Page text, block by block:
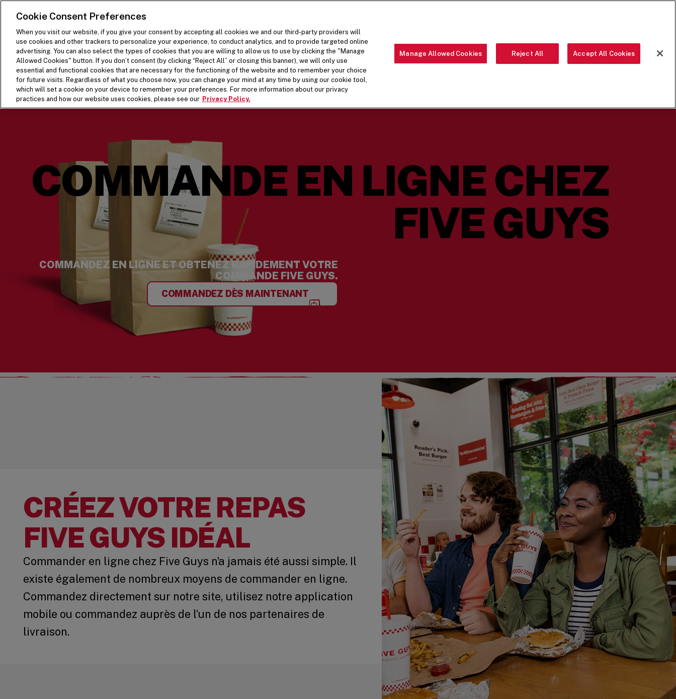
SKIP TO MAIN CONTENT
Visit the Five Guys homepage
LIEUX MENU À PROPOS DE NOS PLATS
COMMANDE EN LIGNE CHEZ
FIVE GUYS
COMMANDEZ EN LIGNE ET OBTENEZ RAPIDEMENT VOTRE
COMMANDE FIVE GUYS.
COMMANDEZ DÈS MAINTENANT
CRÉEZ VOTRE REPAS
FIVE GUYS IDÉAL
Commander en ligne chez Five Guys n’a jamais été aussi simple. Il
existe également de nombreux moyens de commander en ligne.
Commandez directement sur notre site, utilisez notre application
mobile ou commandez auprès de l’un de nos partenaires de
livraison.
Cookie Consent Preferences
When you visit our website, if you give your consent by accepting all cookies we and our third-party providers will
use cookies and other trackers to personalize your experience, to conduct analytics, and to provide targeted online
advertising. You can also select the types of cookies that you are willing to allow us to use by clicking the "Manage
Allowed Cookies" button. If you don’t consent (by clicking “Reject All” or closing this banner), we will only use
essential and functional cookies that are necessary for the functioning of the website and to remember your choice
for future visits. Regardless of what you choose now, you can change your mind at any time by using our cookie tool,
which will set a cookie on your device to remember your preferences. For more information about our privacy
practices and how our website uses cookies, please see our Privacy Policy.
Manage Allowed Cookies Reject All Accept All Cookies